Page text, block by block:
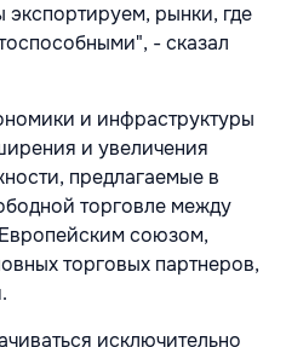
рынки, где
- сказал
и инфраструктуры
и увеличения
предлагаемые в
торговле между
союзом,
торговых партнеров,
исключительно